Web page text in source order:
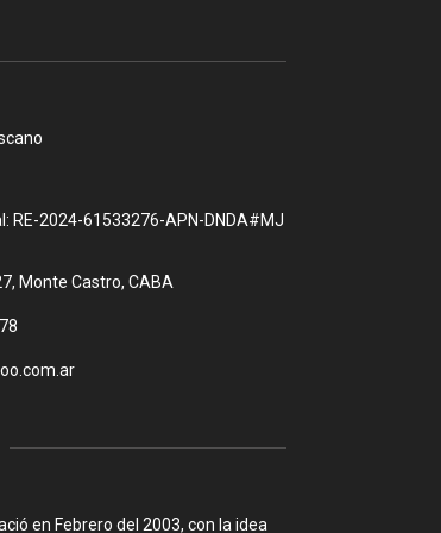
RE-2024-61533276-APN-DNDA#MJ
Monte Castro, CABA
en Febrero del 2003, con la idea